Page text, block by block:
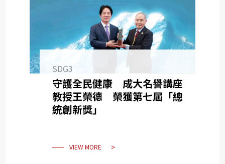
SDG3
守護全民健康 成大名譽講座
教授王榮德 榮獲第七屆「總
統創新獎」
VIEW MORE